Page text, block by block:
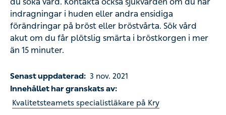
Senast uppdaterad: 3 nov. 2021
Innehållet har granskats av:
Kvalitetsteamets specialistläkare på Kry
Relaterade artiklar